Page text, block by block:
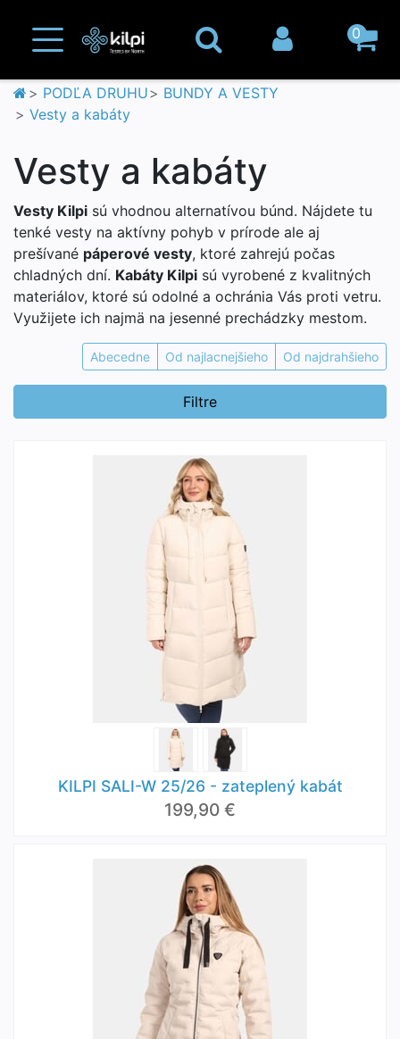
0
PODĽA DRUHU
BUNDY A VESTY
Vesty a kabáty
Vesty a kabáty
Vesty Kilpi sú vhodnou alternatívou búnd. Nájdete tu
tenké vesty na aktívny pohyb v prírode ale aj
prešívané páperové vesty, ktoré zahrejú počas
chladných dní. Kabáty Kilpi sú vyrobené z kvalitných
materiálov, ktoré sú odolné a ochránia Vás proti vetru.
Využijete ich najmä na jesenné prechádzky mestom.
Abecedne Od najlacnejšieho Od najdrahšieho
Filtre
KILPI SALI-W 25/26 - zateplený kabát
199,90 €